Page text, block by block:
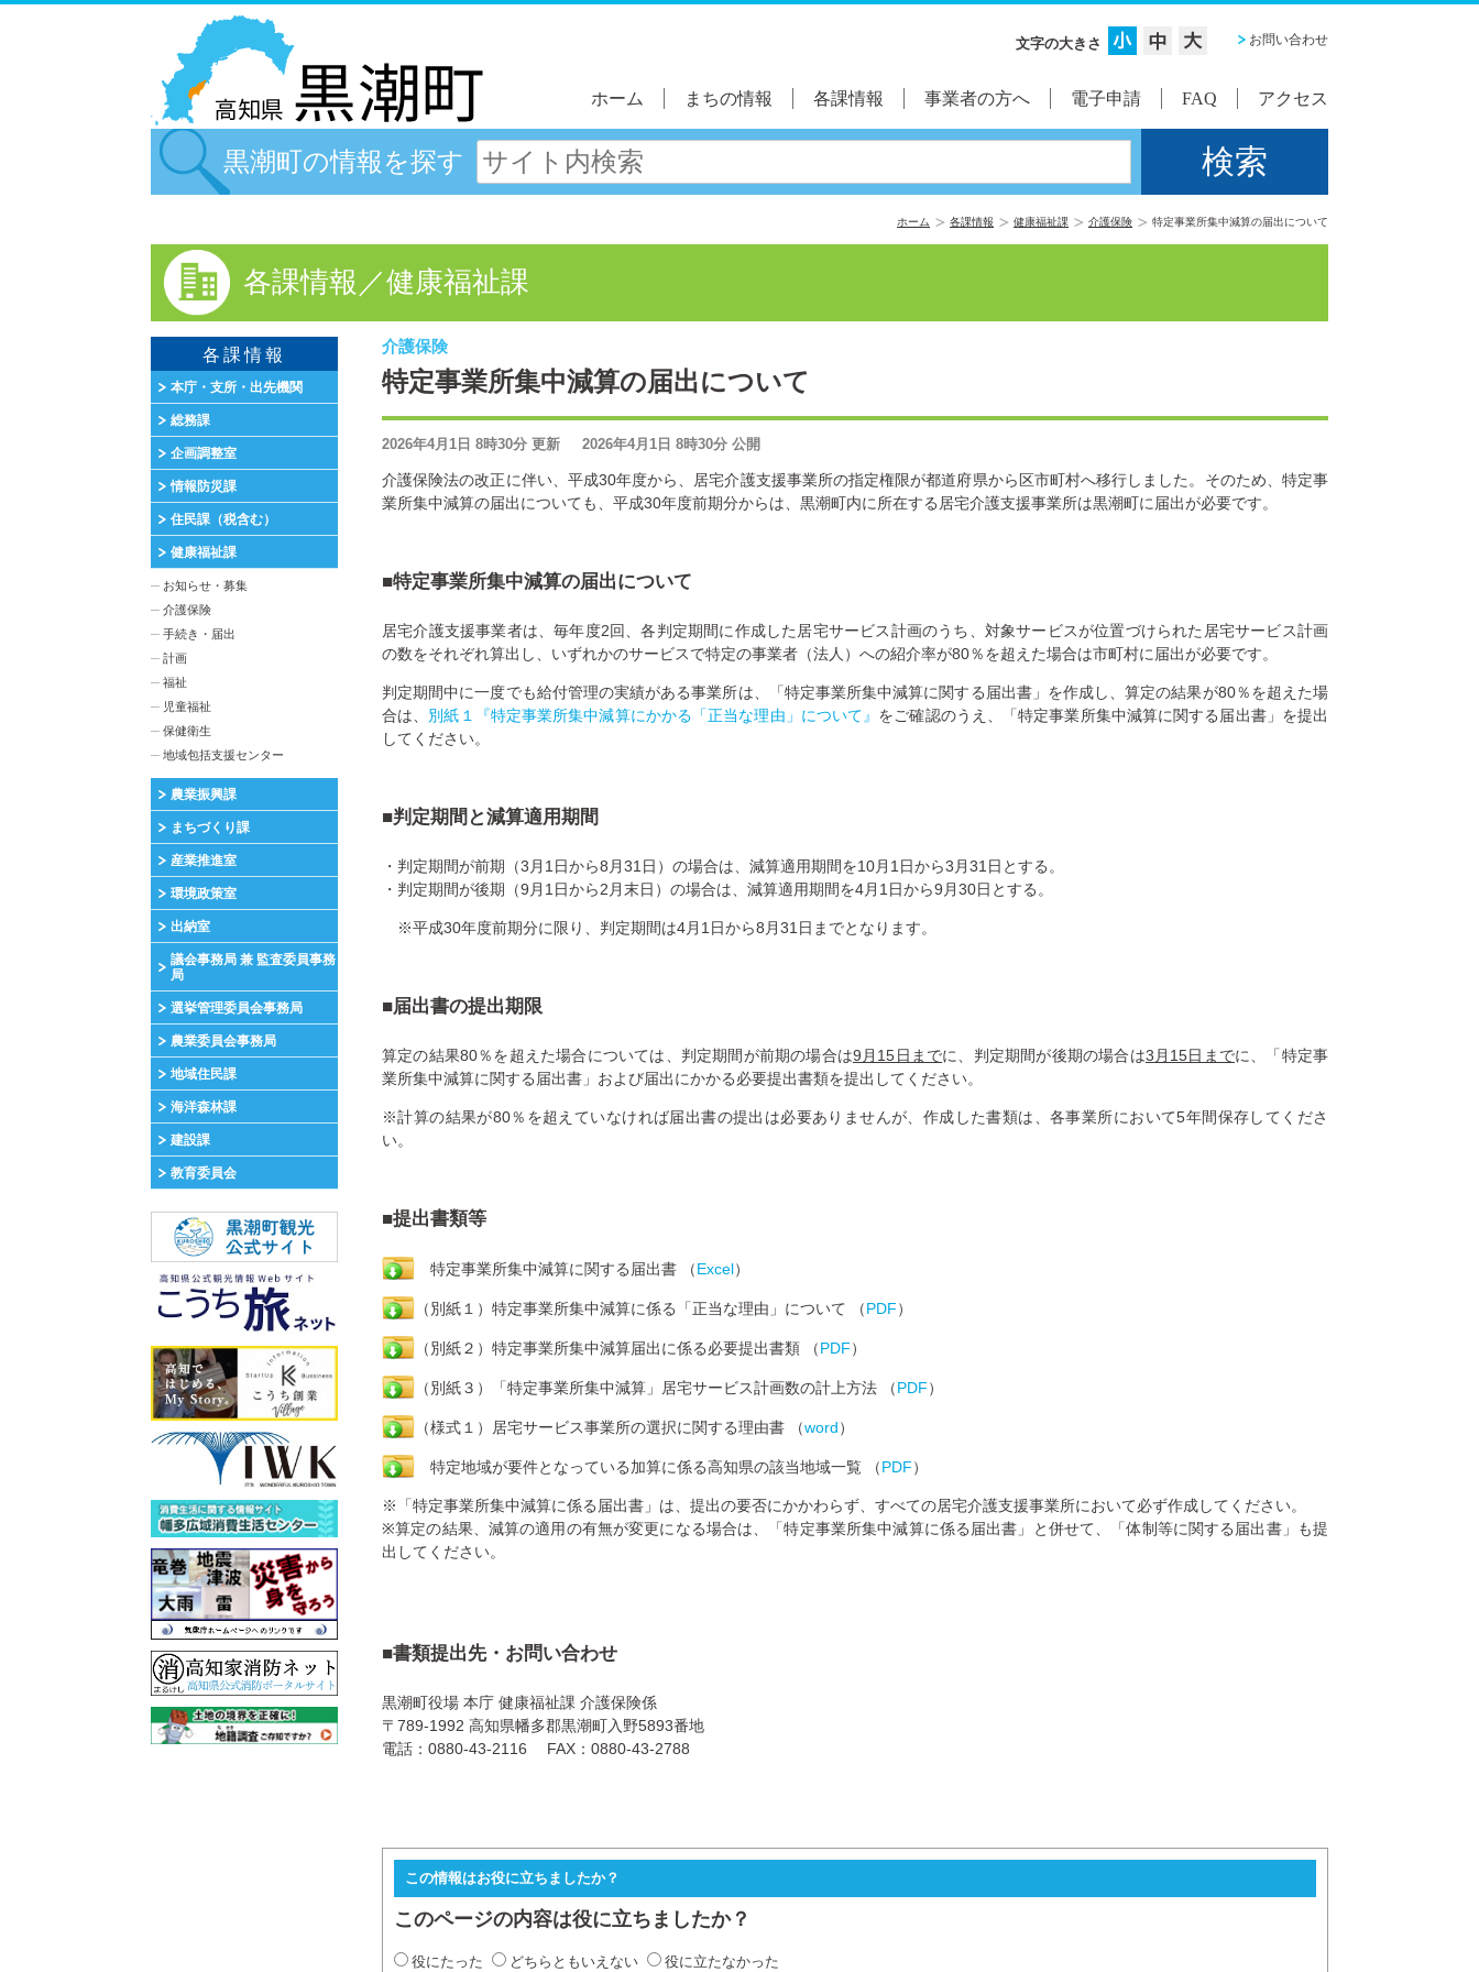
お問い合わせ
文字の大きさ
ホーム まちの情報 各課情報 事業者の方へ 電子申請 FAQ アクセス
黒潮町の情報を探す
ホーム 各課情報 健康福祉課 介護保険 特定事業所集中減算の届出について
各課情報／健康福祉課
各課情報
本庁・支所・出先機関
総務課
企画調整室
情報防災課
住民課（税含む）
健康福祉課
お知らせ・募集
介護保険
手続き・届出
計画
福祉
児童福祉
保健衛生
地域包括支援センター
農業振興課
まちづくり課
産業推進室
環境政策室
出納室
議会事務局 兼 監査委員事務
局
選挙管理委員会事務局
農業委員会事務局
地域住民課
海洋森林課
建設課
教育委員会
介護保険
特定事業所集中減算の届出について
2026年4月1日 8時30分 更新 2026年4月1日 8時30分 公開
介護保険法の改正に伴い、平成30年度から、居宅介護支援事業所の指定権限が都道府県から区市町村へ移行しました。そのため、特定事
業所集中減算の届出についても、平成30年度前期分からは、黒潮町内に所在する居宅介護支援事業所は黒潮町に届出が必要です。
■特定事業所集中減算の届出について
居宅介護支援事業者は、毎年度2回、各判定期間に作成した居宅サービス計画のうち、対象サービスが位置づけられた居宅サービス計画
の数をそれぞれ算出し、いずれかのサービスで特定の事業者（法人）への紹介率が80％を超えた場合は市町村に届出が必要です。
判定期間中に一度でも給付管理の実績がある事業所は、「特定事業所集中減算に関する届出書」を作成し、算定の結果が80％を超えた場
合は、 別紙１『特定事業所集中減算にかかる「正当な理由」について』 をご確認のうえ、「特定事業所集中減算に関する届出書」を提出
してください。
■判定期間と減算適用期間
・判定期間が前期（3月1日から8月31日）の場合は、減算適用期間を10月1日から3月31日とする。
・判定期間が後期（9月1日から2月末日）の場合は、減算適用期間を4月1日から9月30日とする。
※平成30年度前期分に限り、判定期間は4月1日から8月31日までとなります。
■届出書の提出期限
算定の結果80％を超えた場合については、判定期間が前期の場合は9月15日までに、判定期間が後期の場合は3月15日までに、「特定事
業所集中減算に関する届出書」および届出にかかる必要提出書類を提出してください。
※計算の結果が80％を超えていなければ届出書の提出は必要ありませんが、作成した書類は、各事業所において5年間保存してくださ
い。
■提出書類等
特定事業所集中減算に関する届出書 （Excel）
（別紙１）特定事業所集中減算に係る「正当な理由」について （PDF）
（別紙２）特定事業所集中減算届出に係る必要提出書類 （PDF）
（別紙３）「特定事業所集中減算」居宅サービス計画数の計上方法 （PDF）
（様式１）居宅サービス事業所の選択に関する理由書 （word）
特定地域が要件となっている加算に係る高知県の該当地域一覧 （PDF）
※「特定事業所集中減算に係る届出書」は、提出の要否にかかわらず、すべての居宅介護支援事業所において必ず作成してください。
※算定の結果、減算の適用の有無が変更になる場合は、「特定事業所集中減算に係る届出書」と併せて、「体制等に関する届出書」も提
出してください。
■書類提出先・お問い合わせ
黒潮町役場 本庁 健康福祉課 介護保険係
〒789-1992 高知県幡多郡黒潮町入野5893番地
電話：0880-43-2116 FAX：0880-43-2788
この情報はお役に立ちましたか？
このページの内容は役に立ちましたか？
役にたった どちらともいえない 役に立たなかった